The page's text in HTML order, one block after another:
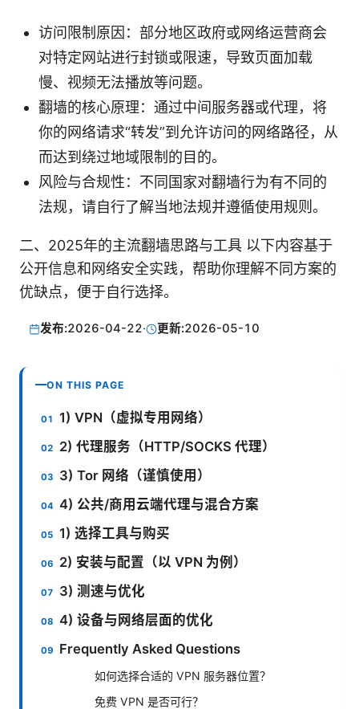
访问限制原因：部分地区政府或网络运营商会
对特定网站进行封锁或限速，导致页面加载
慢、视频无法播放等问题。
翻墙的核心原理：通过中间服务器或代理，将
你的网络请求“转发”到允许访问的网络路径，从
而达到绕过地域限制的目的。
风险与合规性：不同国家对翻墙行为有不同的
法规，请自行了解当地法规并遵循使用规则。
二、2025年的主流翻墙思路与工具 以下内容基于
公开信息和网络安全实践，帮助你理解不同方案的
优缺点，便于自行选择。
发布:2026-04-22· 更新:2026-05-10
ON THIS PAGE
1) VPN（虚拟专用网络）
2) 代理服务（HTTP/SOCKS 代理）
3) Tor 网络（谨慎使用）
4) 公共/商用云端代理与混合方案
1) 选择工具与购买
2) 安装与配置（以 VPN 为例）
3) 测速与优化
4) 设备与网络层面的优化
Frequently Asked Questions
如何选择合适的 VPN 服务器位置？
免费 VPN 是否可行？